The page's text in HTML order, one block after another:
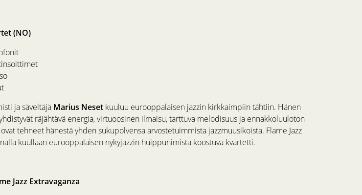
(NO)
ja säveltäjä Marius Nesetkuuluu eurooppalaisen jazzin kirkkaimpiin tähtiin. Hänen
räjähtävä energia, virtuoosinen ilmaisu, tarttuva melodisuus ja ennakkoluuloton
tehneet hänestä yhden sukupolvensa arvostetuimmista jazzmuusikoista. Flame Jazz
kuullaan eurooppalaisen nykyjazzin huippunimistä koostuva kvartetti.
Jazz Extravaganza